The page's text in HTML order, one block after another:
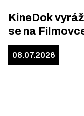
KineDok
se na
08.07.2026